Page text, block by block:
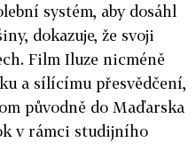
systém, aby dosáhl
dokazuje, že svoji
Film Iluze nicméně
a sílícímu přesvědčení,
původně do Maďarska
v rámci studijního